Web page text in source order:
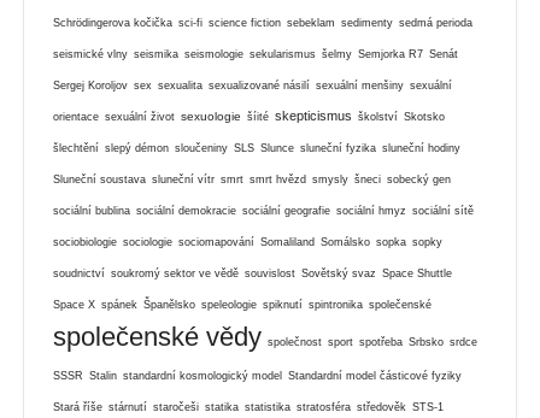
Schrödingerova kočička sci-fi science fiction sebeklam sedimenty sedmá perioda
seismické vlny seismika seismologie sekularismus šelmy Semjorka R7 Senát
Sergej Koroljov sex sexualita sexualizované násilí sexuální menšiny sexuální
orientace sexuální život sexuologie šíité skepticismus školství Skotsko
šlechtění slepý démon sloučeniny SLS Slunce sluneční fyzika sluneční hodiny
Sluneční soustava sluneční vítr smrt smrt hvězd smysly šneci sobecký gen
sociální bublina sociální demokracie sociální geografie sociální hmyz sociální sítě
sociobiologie sociologie sociomapování Somaliland Somálsko sopka sopky
soudnictví soukromý sektor ve vědě souvislost Sovětský svaz Space Shuttle
Space X spánek Španělsko speleologie spiknutí spintronika společenské
společenské vědy společnost sport spotřeba Srbsko srdce
SSSR Stalin standardní kosmologický model Standardní model částicové fyziky
Stará říše stárnutí staročeši statika statistika stratosféra středověk STS-1